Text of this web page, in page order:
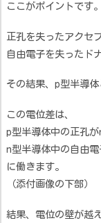
ここがポイントです。
正孔を失ったアクセ
自由電子を失ったド
その結果、p型半導
この電位差は、
p型半導体中の正孔が
n型半導体中の自由
に働きます。
（添付画像の下部）
結果、電位の壁が越